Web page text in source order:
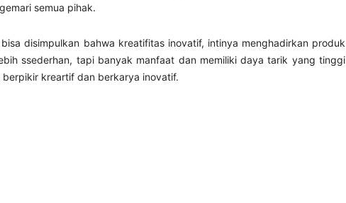
semua pihak.
disimpulkan bahwa kreatifitas inovatif, intinya menghadirkan produk
ssederhan, tapi banyak manfaat dan memiliki daya tarik yang tinggi
kreartif dan berkarya inovatif.